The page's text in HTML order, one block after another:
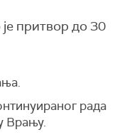
притвор до 30
рада
Врању.